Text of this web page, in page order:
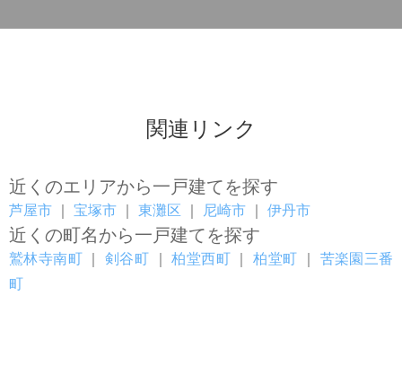
関連リンク
近くのエリアから一戸建てを探す
芦屋市 宝塚市 東灘区 尼崎市 伊丹市
近くの町名から一戸建てを探す
鷲林寺南町 ｜剣谷町 ｜柏堂西町 ｜柏堂町
苦楽園三番
町